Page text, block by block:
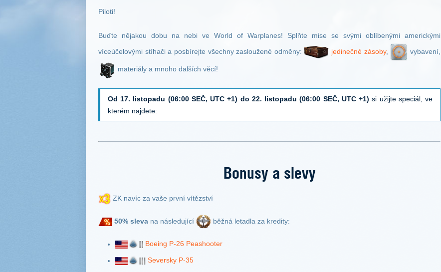
Piloti!
Buďte nějakou dobu na nebi ve World of Warplanes! Splňte mise se svými oblíbenými americkými
víceúčelovými stíhači a posbírejte všechny zasloužené odměny: jedinečné zásoby, vybavení,
materiály a mnoho dalších věcí!
Od 17. listopadu (06:00 SEČ, UTC +1) do 22. listopadu (06:00 SEČ, UTC +1) si užijte speciál, ve
kterém najdete:
Bonusy a slevy
ZK navíc za vaše první vítězství
50% sleva na následující běžná letadla za kredity:
Boeing P-26 Peashooter
Seversky P-35